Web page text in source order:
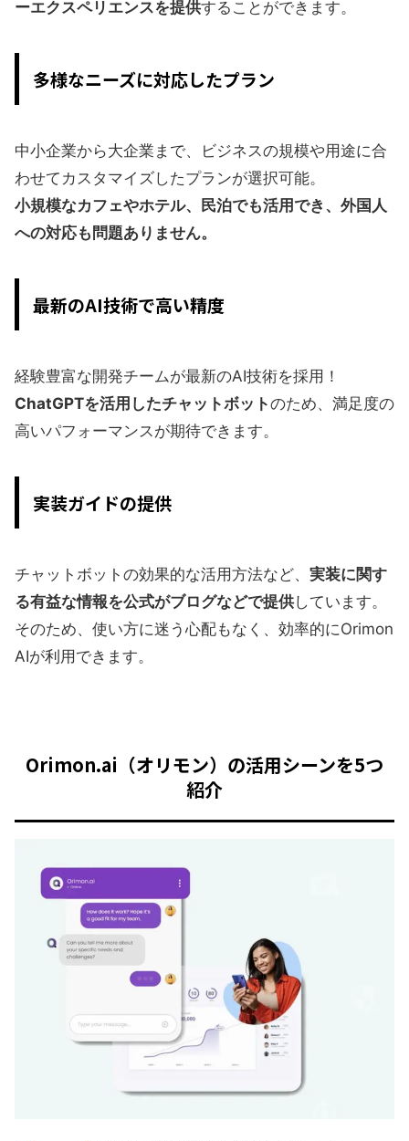
ーエクスペリエンスを提供することができます。
多様なニーズに対応したプラン
中小企業から大企業まで、ビジネスの規模や用途に合
わせてカスタマイズしたプランが選択可能。
小規模なカフェやホテル、民泊でも活用でき、外国人
への対応も問題ありません。
最新のAI技術で高い精度
経験豊富な開発チームが最新のAI技術を採用！
ChatGPTを活用したチャットボットのため、満足度の
高いパフォーマンスが期待できます。
実装ガイドの提供
チャットボットの効果的な活用方法など、 実装に関す
る有益な情報を公式がブログなどで提供しています。
そのため、使い方に迷う心配もなく、効率的にOrimon
AIが利用できます。
Orimon.ai（オリモン）の活用シーンを5つ
紹介